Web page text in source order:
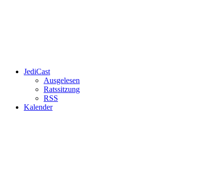
JediCast
Ausgelesen
Ratssitzung
RSS
Kalender